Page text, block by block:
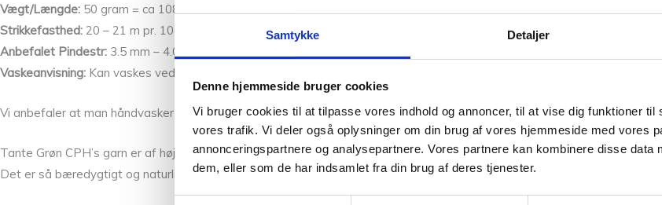
Samtykke Detaljer
Denne hjemmeside bruger cookies
Vi bruger cookies til at tilpasse vores indhold og annoncer, til at vise dig funktioner til
vores trafik. Vi deler også oplysninger om din brug af vores hjemmeside med vores
annonceringspartnere og analysepartnere. Vores partnere kan kombinere disse data
dem, eller som de har indsamlet fra din brug af deres tjenester.
Vægt/Længde: 50 gram = ca 108 meter
Strikkefasthed: 20 – 21 m pr. 10cm
Anbefalet Pindestr: 3.5 mm – 4.0 mm
Vaskeanvisning: Kan vaskes ved 30 grader med uldvaskemiddel, f.eks.
Vi anbefaler at man håndvasker tøj strikket i Sunday separat.
Tante Grøn CPH’s garn er af høj kvalitet. Vi har et skønt mix af rene varer som alpaca, silke, mohair, økologisk bomuld,
Det er så bæredygtigt og naturligt som muligt. Se f.eks. vores Bio Blomsterfrø, som er en økologisk blød bomuldsgarn.